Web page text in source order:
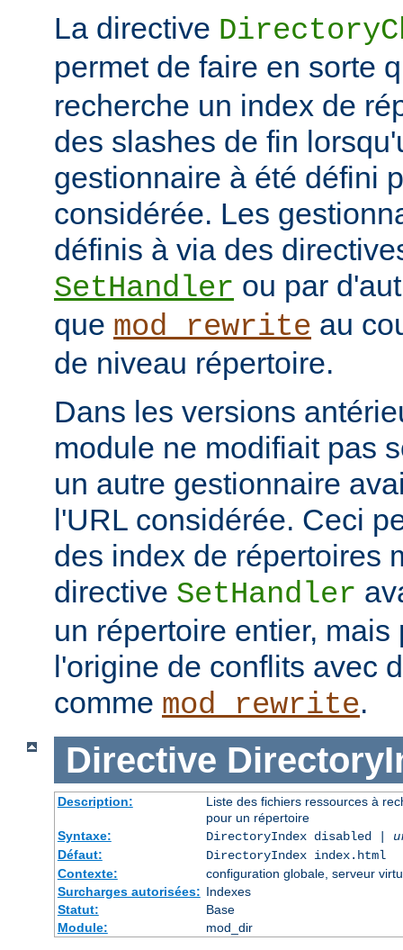
La directive
permet de faire en sorte
recherche un index de
des slashes de fin
gestionnaire à été défini
considérée. Les
définis à via des
SetHandler ou par
que mod_rewrite au
de niveau répertoire.
Dans les versions
module ne modifiait pas
un autre gestionnaire
l'URL considérée. Ceci
des index de répertoires
directive SetHandler
un répertoire entier,
l'origine de conflits avec
comme mod_rewrite.
Directive
Description:
Liste des fichiers ressources à
pour un répertoire
Syntaxe:
DirectoryIndex disabled |
Défaut:
DirectoryIndex index.html
Contexte:
configuration globale, serveur
Surcharges autorisées: Indexes
Statut:
Base
Module:
mod_dir